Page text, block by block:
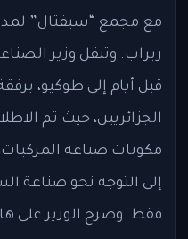
مع مجمع “سيفتال”
ربراب. وتنقل وزير
قبل أيام إلى طوكيو،
الجزائريين، حيث تم
مكونات صناعة
إلى التوجه نحو صناعة
فقط. وصرح الوزير على